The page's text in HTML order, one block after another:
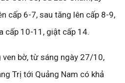
cấp 6-7, sau tăng lên cấp 8-9,
cấp 10-11, giật cấp 14.
bờ, từ sáng ngày 27/10,
Trị tới Quảng Nam có khả